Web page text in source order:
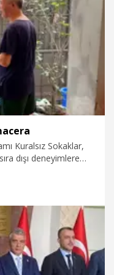
Kuralsız Sokaklar,
dışı deneyimlere